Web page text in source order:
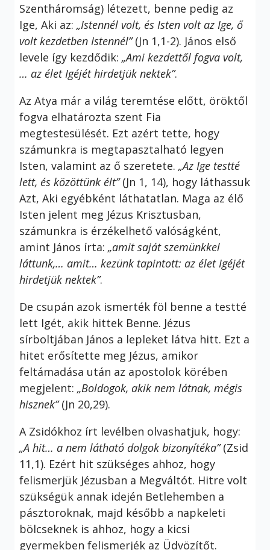
Szentháromság) létezett, benne pedig az
Ige, Aki az:„Istennél volt, és Isten volt az Ige, ő
volt kezdetben Istennél”(Jn 1,1-2). János első
levele így kezdődik: „Ami kezdettől fogva volt,
… az élet Igéjét hirdetjük nektek”.
Az Atya már a világ teremtése előtt, öröktől
fogva elhatározta szent Fia
megtestesülését. Ezt azért tette, hogy
számunkra is megtapasztalható legyen
Isten, valamint az ő szeretete.„Az Ige testté
lett, és közöttünk élt”(Jn 1, 14), hogy láthassuk
Azt, Aki egyébként láthatatlan. Maga az élő
Isten jelent meg Jézus Krisztusban,
számunkra is érzékelhető valóságként,
amint János írta:„amit saját szemünkkel
láttunk,… amit… kezünk tapintott: az élet Igéjét
hirdetjük nektek”.
De csupán azok ismerték föl benne a testté
lett Igét, akik hittek Benne. Jézus
sírboltjában János a lepleket látva hitt. Ezt a
hitet erősítette meg Jézus, amikor
feltámadása után az apostolok körében
megjelent:„Boldogok, akik nem látnak, mégis
hisznek”(Jn 20,29).
A Zsidókhoz írt levélben olvashatjuk, hogy:
„A hit… a nem látható dolgok bizonyítéka”(Zsid
11,1). Ezért hit szükséges ahhoz, hogy
felismerjük Jézusban a Megváltót. Hitre volt
szükségük annak idején Betlehemben a
pásztoroknak, majd később a napkeleti
bölcseknek is ahhoz, hogy a kicsi
gyermekben felismerjék az Üdvözítőt.